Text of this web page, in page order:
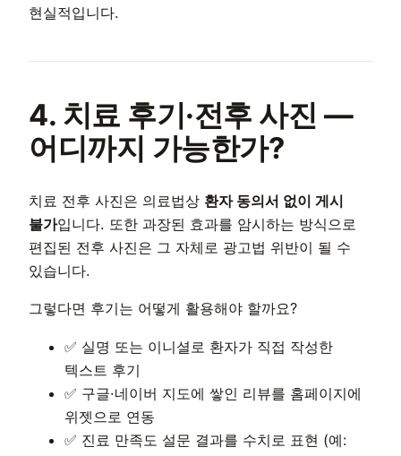
현실적입니다.
4. 치료 후기·전후 사진 —
어디까지 가능한가?
치료 전후 사진은 의료법상 환자 동의서 없이 게시
불가입니다. 또한 과장된 효과를 암시하는 방식으로
편집된 전후 사진은 그 자체로 광고법 위반이 될 수
있습니다.
그렇다면 후기는 어떻게 활용해야 할까요?
✅ 실명 또는 이니셜로 환자가 직접 작성한
텍스트 후기
✅ 구글·네이버 지도에 쌓인 리뷰를 홈페이지에
위젯으로 연동
✅ 진료 만족도 설문 결과를 수치로 표현 (예: